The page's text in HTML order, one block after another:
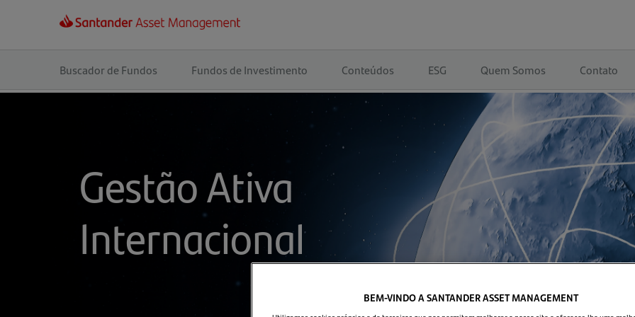
Buscador de Fundos Fundos de Investimento Conteúdos ESG Quem Somos Contato
Gestão Ativa
Internacional
BEM-VINDO A SANTANDER ASSET MANAGEMENT